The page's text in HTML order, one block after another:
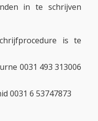
in te schrijven
is te
0031 493 313006
0031 6 53747873